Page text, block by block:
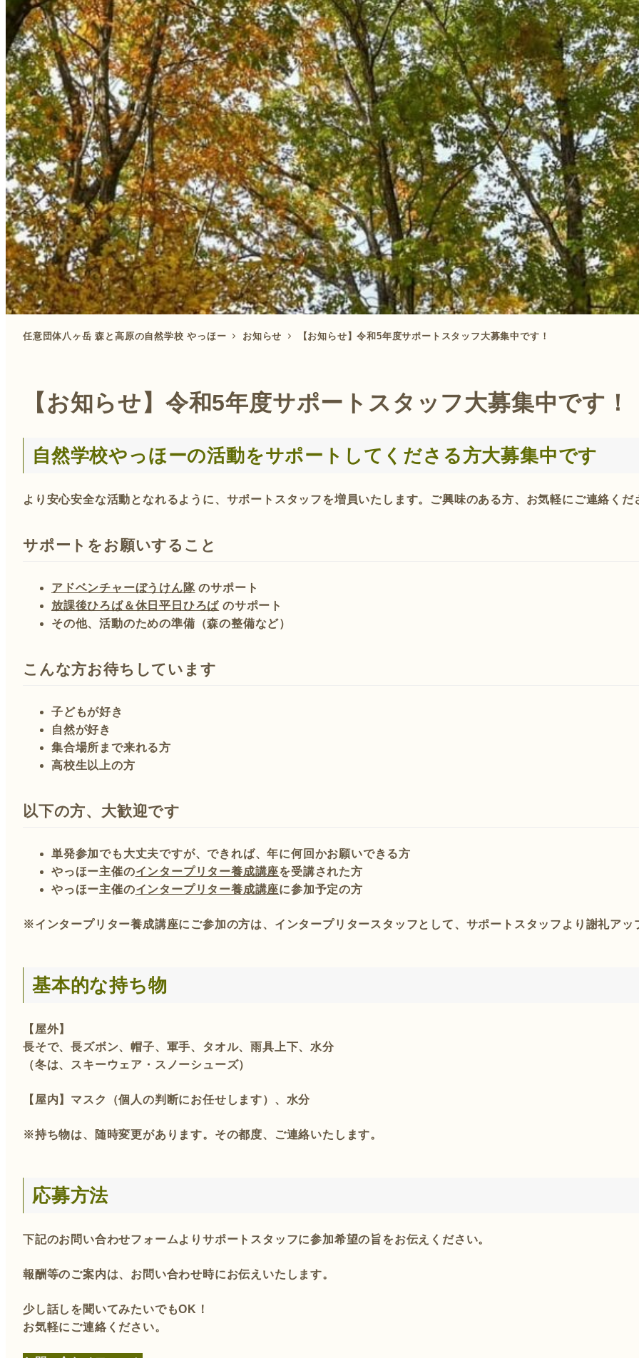
任意団体八ヶ岳 森と高原の自然学校 やっほー お知らせ 【お知らせ】令和5年度サポートスタッフ大募集中です！
【お知らせ】令和5年度サポートスタッフ大募集中です！
自然学校やっほーの活動をサポートしてくださる方大募集中です
より安心安全な活動となれるように、サポートスタッフを増員いたします。ご興味のある方、お気軽にご連絡くだ
サポートをお願いすること
アドベンチャーぼうけん隊のサポート
放課後ひろば＆休日平日ひろば のサポート
その他、活動のための準備（森の整備など）
こんな方お待ちしています
子どもが好き
自然が好き
集合場所まで来れる方
高校生以上の方
以下の方、大歓迎です
単発参加でも大丈夫ですが、できれば、年に何回かお願いできる方
やっほー主催のインタープリター養成講座を受講された方
やっほー主催のインタープリター養成講座に参加予定の方
※インタープリター養成講座にご参加の方は、インタープリタースタッフとして、サポートスタッフより謝礼ア
基本的な持ち物
【屋外】
長そで、長ズボン、帽子、軍手、タオル、雨具上下、水分
（冬は、スキーウェア・スノーシューズ）
【屋内】マスク（個人の判断にお任せします）、水分
※持ち物は、随時変更があります。その都度、ご連絡いたします。
応募方法
下記のお問い合わせフォームよりサポートスタッフに参加希望の旨をお伝えください。
報酬等のご案内は、お問い合わせ時にお伝えいたします。
少し話しを聞いてみたいでもOK！
お気軽にご連絡ください。